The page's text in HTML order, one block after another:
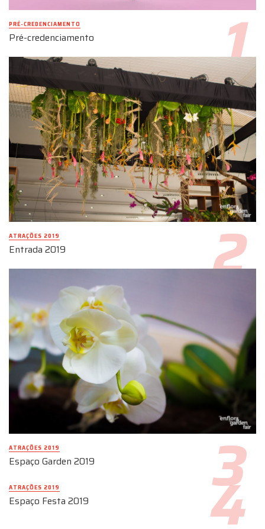
PRÉ-CREDENCIAMENTO
Pré-credenciamento
ATRAÇÕES 2019
Entrada 2019
ATRAÇÕES 2019
Espaço Garden 2019
ATRAÇÕES 2019
Espaço Festa 2019